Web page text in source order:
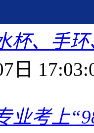
杯、手
日
业考上